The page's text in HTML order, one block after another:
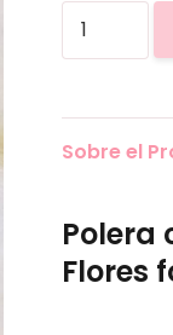
Polera
Quickdry
fondo
negro
Sobre el
Polera
Flores